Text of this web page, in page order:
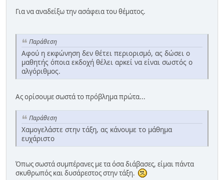
Για να αναδείξω την ασάφεια του θέματος.
Παράθεση
Αφού η εκφώνηση δεν θέτει περιορισμό, ας δώσει ο
μαθητής όποια εκδοχή θέλει αρκεί να είναι σωστός ο
αλγόριθμος.
Ας ορίσουμε σωστά το πρόβλημα πρώτα...
Παράθεση
Χαμογελάστε στην τάξη, ας κάνουμε το μάθημα
ευχάριστο
Όπως σωστά συμπέρανες με τα όσα διάβασες, είμαι πάντα
σκυθρωπός και δυσάρεστος στην τάξη.